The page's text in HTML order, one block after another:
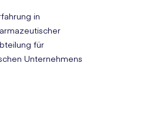
Sie bitte Ihren Arzt.
in
für
Unternehmens